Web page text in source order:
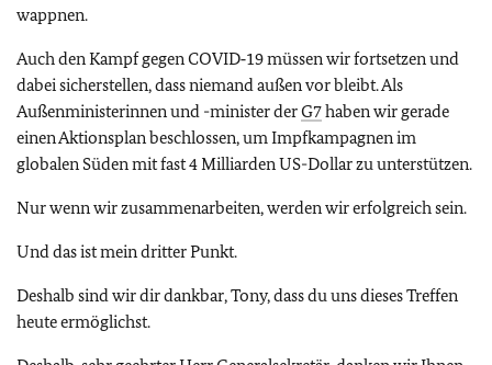
wappnen.
Auch den Kampf gegen COVID‑19 müssen wir fortsetzen und
dabei sicherstellen, dass niemand außen vor bleibt. Als
Außenministerinnen und -minister derG7haben wir gerade
einen Aktionsplan beschlossen, um Impfkampagnen im
globalen Süden mit fast 4 Milliarden US-Dollar zu unterstützen.
Nur wenn wir zusammenarbeiten, werden wir erfolgreich sein.
Und das ist mein dritter Punkt.
Deshalb sind wir dir dankbar, Tony, dass du uns dieses Treffen
heute ermöglichst.